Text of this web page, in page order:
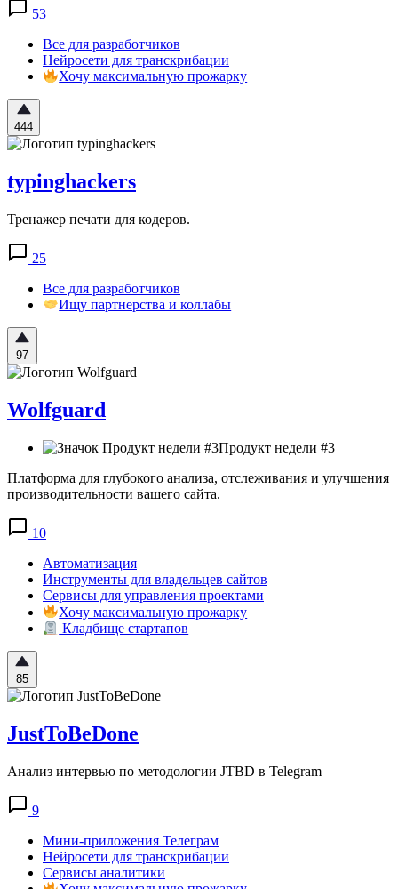
53
Все для разработчиков
Нейросети для транскрибации
Хочу максимальную прожарку
444
typinghackers
Тренажер печати для кодеров.
25
Все для разработчиков
Ищу партнерства и коллабы
97
Wolfguard
Продукт недели #3
Платформа для глубокого анализа, отслеживания и улучшения
производительности вашего сайта.
10
Автоматизация
Инструменты для владельцев сайтов
Сервисы для управления проектами
Хочу максимальную прожарку
Кладбище стартапов
85
JustToBeDone
Анализ интервью по методологии JTBD в Telegram
9
Мини-приложения Телеграм
Нейросети для транскрибации
Сервисы аналитики